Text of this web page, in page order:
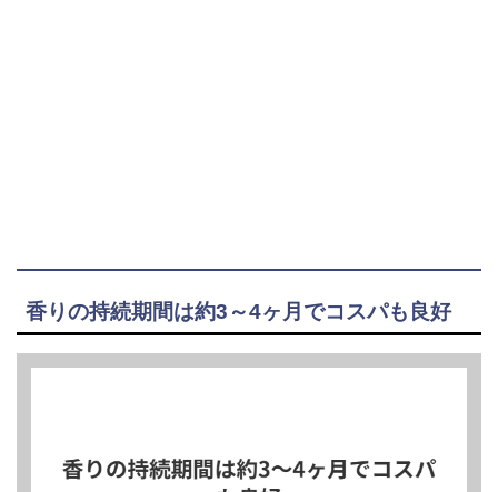
香りの持続期間は約3～4ヶ月でコスパも良好